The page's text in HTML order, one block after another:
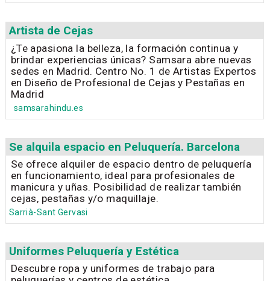
Artista de Cejas
¿Te apasiona la belleza, la formación continua y
brindar experiencias únicas? Samsara abre nuevas
sedes en Madrid. Centro No. 1 de Artistas Expertos
en Diseño de Profesional de Cejas y Pestañas en
Madrid
samsarahindu.es
Se alquila espacio en Peluquería. Barcelona
Se ofrece alquiler de espacio dentro de peluquería
en funcionamiento, ideal para profesionales de
manicura y uñas. Posibilidad de realizar también
cejas, pestañas y/o maquillaje.
Sarrià-Sant Gervasi
Uniformes Peluquería y Estética
Descubre ropa y uniformes de trabajo para